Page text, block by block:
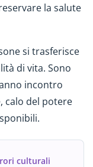
la salute
si trasferisce
di vita. Sono
incontro
calo del potere
culturali